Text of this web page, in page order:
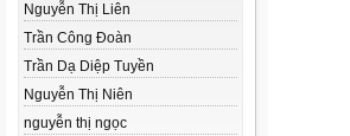
Nguyễn Thị Liên
Trần Công Đoàn
Trần Dạ Diệp Tuyền
Nguyễn Thị Niên
nguyễn thị ngọc